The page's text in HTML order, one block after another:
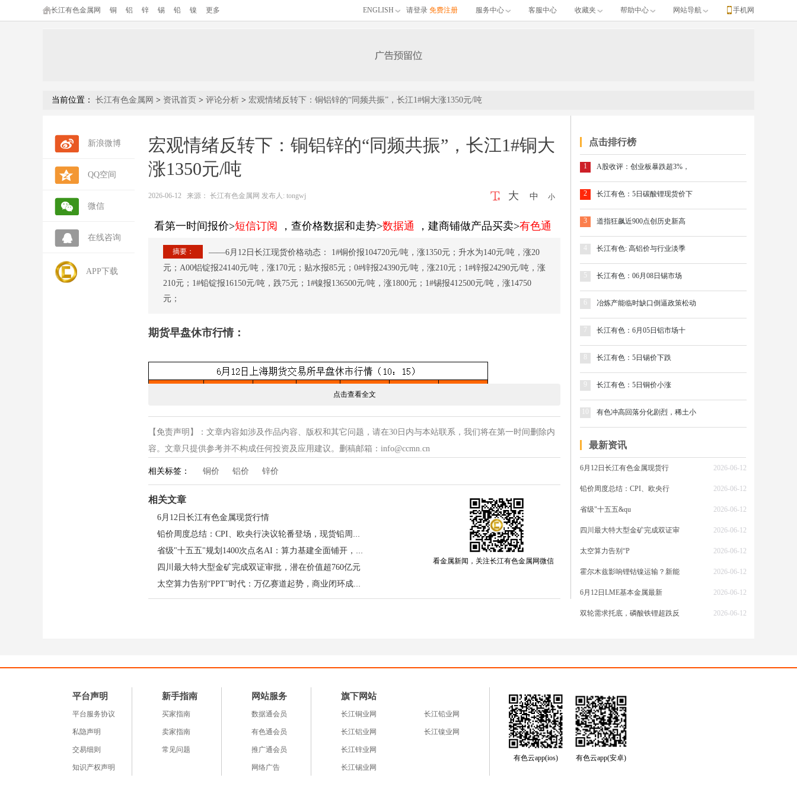
长江有色金属网 铜 铝 锌 锡 铅 镍 更多 ENGLISH 请登录 免费注册 服务中心 客服中心 收藏夹 帮助中心 网站导航 手机网
当前位置： 长江有色金属网 > 资讯首页 > 评论分析 > 宏观情绪反转下：铜铝锌的“同频共振”，长江1#铜大涨1350元/吨
新浪微博
QQ空间
微信
在线咨询
APP下载
宏观情绪反转下：铜铝锌的“同频共振”，长江1#铜大
涨1350元/吨
2026-06-12 来源： 长江有色金属网 发布人: tongwj 大 中 小
看第一时间报价>短信订阅 ，查价格数据和走势>数据通 ，建商铺做产品买卖>有色通
摘要：
——6月12日长江现货价格动态： 1#铜价报104720元/吨，涨1350元；升水为140元/吨，涨20
元；A00铝锭报24140元/吨，涨170元；贴水报85元；0#锌报24390元/吨，涨210元；1#锌报24290元/吨，涨
210元；1#铅锭报16150元/吨，跌75元；1#镍报136500元/吨，涨1800元；1#锡报412500元/吨，涨14750
元；
期货早盘休市行情：
170元；贴水报85元；0#锌报24390元/吨，涨210元；1#锌报24290元/吨，涨210元；1#铅
14750元；
宏观叙事：近期有色金属市场的剧烈波动，本质上是宏观预期反复与产业基本面硬约束
之间的一场激烈博弈。美国5月PPI同比飙升至6.5%（核心PPI为4.9%），彻底扭转了市场
对美联储年内降息的幻想，甚至引发加息押注。然而，中东地缘局势在“战争边缘”与“和
点击查看全文
【免责声明】：文章内容如涉及作品内容、版权和其它问题，请在30日内与本站联系，我们将在第一时间删除内
容。文章只提供参考并不构成任何投资及应用建议。删稿邮箱：info@ccmn.cn
相关标签： 铜价 铝价 锌价
相关文章
6月12日长江有色金属现货行情
铅价周度总结：CPI、欧央行决议轮番登场，现货铅周内收跌！
省级"十五五"规划1400次点名AI：算力基建全面铺开，铜锡铟镓锗迎系统性需求重估
四川最大特大型金矿完成双证审批，潜在价值超760亿元
太空算力告别“PPT”时代：万亿赛道起势，商业闭环成破局关键
看金属新闻，关注长江有色金属网微信
点击排行榜
1 A股收评：创业板暴跌超3%，
2 长江有色：5日碳酸锂现货价下
3 道指狂飙近900点创历史新高
4 长江有色: 高铝价与行业淡季
5 长江有色：06月08日锡市场
冶炼产能临时缺口倒逼政策松动
7 长江有色：6月05日铝市场十
长江有色：5日锡价下跌
长江有色：5日铜价小涨
有色冲高回落分化剧烈，稀土小
最新资讯
6月12日长江有色金属现货行 2026-06-12
铅价周度总结：CPI、欧央行 2026-06-12
省级"十五五&qu 2026-06-12
四川最大特大型金矿完成双证审 2026-06-12
太空算力告别“P 2026-06-12
霍尔木兹影响锂钴镍运输？新能 2026-06-12
6月12日LME基本金属最新 2026-06-12
双轮需求托底，磷酸铁锂超跌反 2026-06-12
平台声明
平台服务协议
私隐声明
交易细则
知识产权声明
新手指南
买家指南
卖家指南
常见问题
网站服务
数据通会员
有色通会员
推广通会员
网络广告
旗下网站
长江铜业网
长江铝业网
长江锌业网
长江锡业网
长江铅业网
长江镍业网
有色云app(ios) 有色云app(安卓)